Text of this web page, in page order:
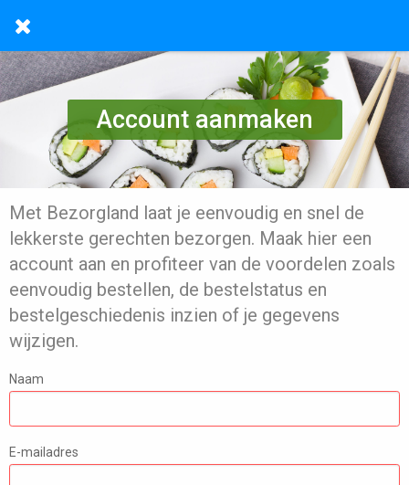
Account aanmaken
Met Bezorgland laat je eenvoudig en snel de
lekkerste gerechten bezorgen. Maak hier een
account aan en profiteer van de voordelen zoals
eenvoudig bestellen, de bestelstatus en
bestelgeschiedenis inzien of je gegevens
wijzigen.
Naam
E-mailadres